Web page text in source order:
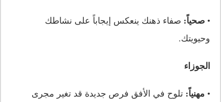
•صحياً: صفاء ذهنك ينعكس إيجاباً على نشاطك
وحيويتك.
الجوزاء
• مهنياً: تلوح في الأفق فرص جديدة قد تغير مجرى